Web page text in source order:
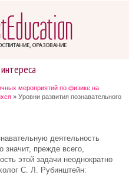
мероприятий по физике на
» Уровни развития познавательного
деятельность
значит, прежде всего,
этой задачи неоднократно
С. Л. Рубинштейн: